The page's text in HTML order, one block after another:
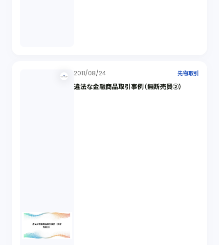
2011/08/24 先物取引
違法な金融商品取引事例（無断売買②）